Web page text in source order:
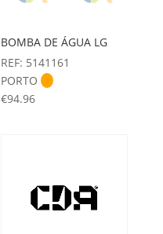
BOMBA DE ÁGUA LG
REF: 5141161
PORTO
€94.96